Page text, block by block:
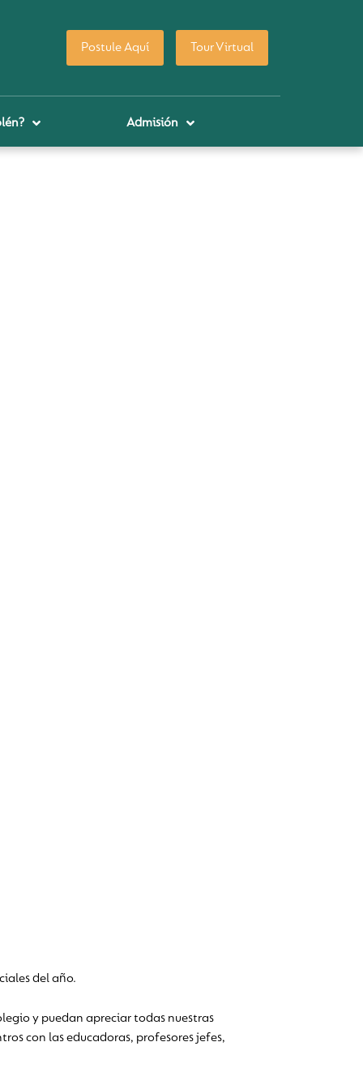
Postule Aquí Tour Virtual
Admisión
del año.
y puedan apreciar todas nuestras
con las educadoras, profesores jefes,